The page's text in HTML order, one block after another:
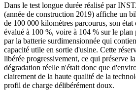
Dans le test longue durée réalisé par
(année de construction 2019) affiche un
de 100 000 kilomètres parcourus, son état
évalué à 100 %, voire à 104 % sur le
par la batterie surdimensionnée qui
capacité utile en sortie d'usine. Cette
libérée progressivement, ce qui préserve
dégradation réelle n'était donc que
clairement de la haute qualité de la
profil de charge délibérément doux.